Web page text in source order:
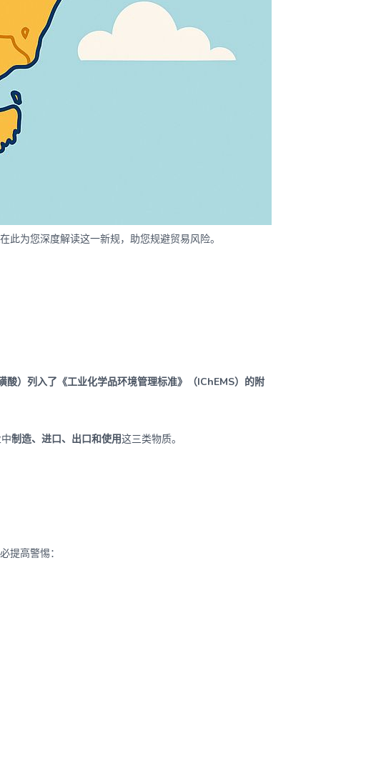
在此为您深度解读这一新规，助您规避贸易风险。
）列入了《工业化学品环境管理标准》（IChEMS）的附
制造、进口、出口和使用这三类物质。
提高警惕：